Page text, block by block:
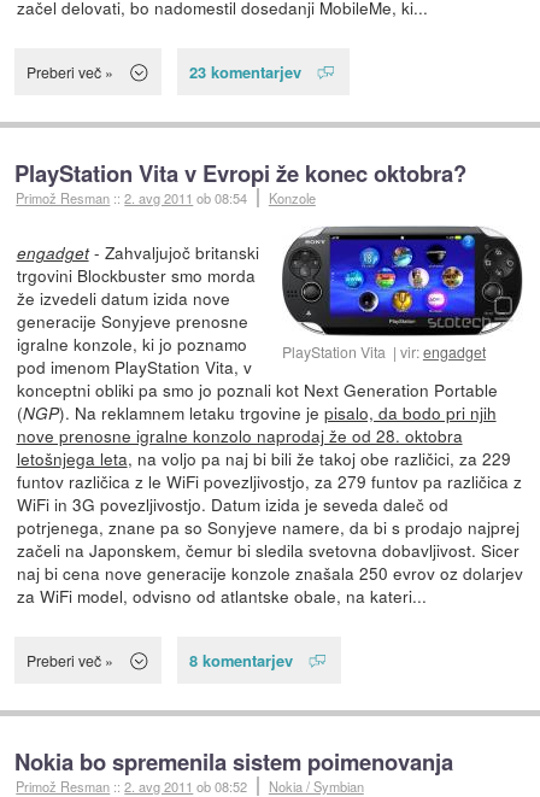
začel delovati, bo nadomestil dosedanji MobileMe, ki...
Preberi več » 23 komentarjev
PlayStation Vita v Evropi že konec oktobra?
Primož Resman ::2. avg 2011 ob 08:54 Konzole
PlayStation Vita vir:engadget
engadget- Zahvaljujoč britanski
trgovini Blockbuster smo morda
že izvedeli datum izida nove
generacije Sonyjeve prenosne
igralne konzole, ki jo poznamo
pod imenom PlayStation Vita, v
konceptni obliki pa smo jo poznali kot Next Generation Portable
(NGP). Na reklamnem letaku trgovine je pisalo, da bodo pri njih
nove prenosne igralne konzolo naprodaj že od 28. oktobra
letošnjega leta, na voljo pa naj bi bili že takoj obe različici, za 229
funtov različica z le WiFi povezljivostjo, za 279 funtov pa različica z
WiFi in 3G povezljivostjo. Datum izida je seveda daleč od
potrjenega, znane pa so Sonyjeve namere, da bi s prodajo najprej
začeli na Japonskem, čemur bi sledila svetovna dobavljivost. Sicer
naj bi cena nove generacije konzole znašala 250 evrov oz dolarjev
za WiFi model, odvisno od atlantske obale, na kateri...
Preberi več » 8 komentarjev
Nokia bo spremenila sistem poimenovanja
Primož Resman ::2. avg 2011 ob 08:52 Nokia / Symbian